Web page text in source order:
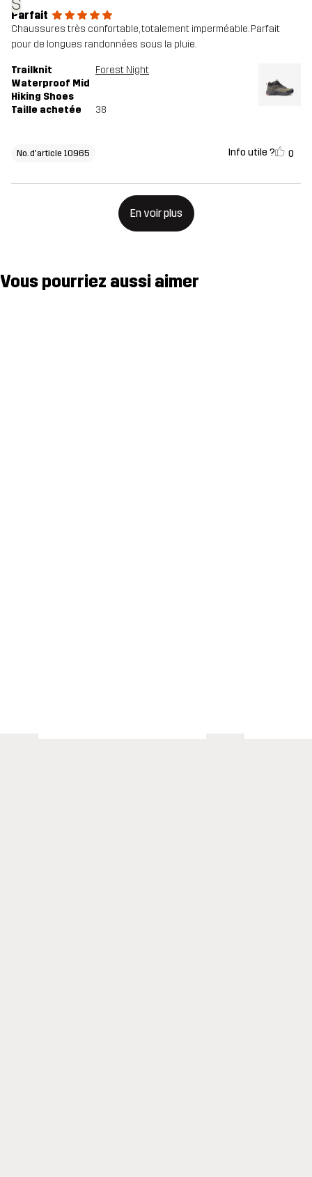
Parfait
Chaussures très confortable, totalement imperméable. Parfait
pour de longues randonnées sous la pluie.
Trailknit
Waterproof Mid
Hiking Shoes
Forest Night
Taille achetée 38
No. d'article 10965 Info utile ? 0
En voir plus
Vous pourriez aussi aimer